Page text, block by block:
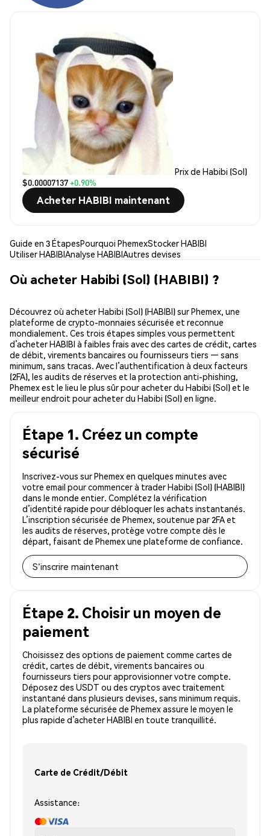
Prix de Habibi (Sol)
$0.00007137+0.90%
Acheter HABIBI maintenant
Guide en 3 ÉtapesPourquoi PhemexStocker HABIBI
Utiliser HABIBIAnalyse HABIBIAutres devises
Où acheter Habibi (Sol) (HABIBI) ?
Découvrez où acheter Habibi (Sol) (HABIBI) sur Phemex, une
plateforme de crypto-monnaies sécurisée et reconnue
mondialement. Ces trois étapes simples vous permettent
d’acheter HABIBI à faibles frais avec des cartes de crédit, cartes
de débit, virements bancaires ou fournisseurs tiers — sans
minimum, sans tracas. Avec l’authentification à deux facteurs
(2FA), les audits de réserves et la protection anti-phishing,
Phemex est le lieu le plus sûr pour acheter du Habibi (Sol) et le
meilleur endroit pour acheter du Habibi (Sol) en ligne.
Étape 1. Créez un compte
sécurisé
Inscrivez-vous sur Phemex en quelques minutes avec
votre email pour commencer à trader Habibi (Sol) (HABIBI)
dans le monde entier. Complétez la vérification
d’identité rapide pour débloquer les achats instantanés.
L’inscription sécurisée de Phemex, soutenue par 2FA et
les audits de réserves, protège votre compte dès le
départ, faisant de Phemex une plateforme de confiance.
S'inscrire maintenant
Étape 2. Choisir un moyen de
paiement
Choisissez des options de paiement comme cartes de
crédit, cartes de débit, virements bancaires ou
fournisseurs tiers pour approvisionner votre compte.
Déposez des USDT ou des cryptos avec traitement
instantané dans plusieurs devises, sans minimum requis.
La plateforme sécurisée de Phemex assure le moyen le
plus rapide d’acheter HABIBI en toute tranquillité.
Carte de Crédit/Débit
Assistance: